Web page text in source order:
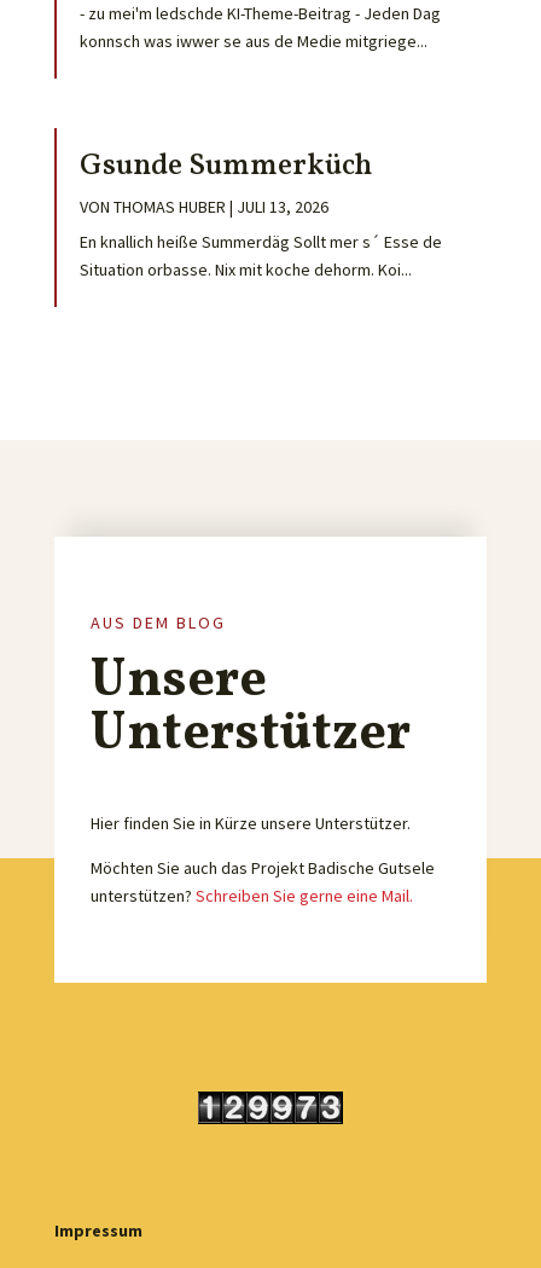
- zu mei'm ledschde KI-Theme-Beitrag - Jeden Dag
konnsch was iwwer se aus de Medie mitgriege...
Gsunde Summerküch
VON THOMAS HUBER | JULI 13, 2026
En knallich heiße Summerdäg Sollt mer s´ Esse de
Situation orbasse. Nix mit koche dehorm. Koi...
AUS DEM BLOG
Unsere
Unterstützer
Hier finden Sie in Kürze unsere Unterstützer.
Möchten Sie auch das Projekt Badische Gutsele
unterstützen? Schreiben Sie gerne eine Mail.
Impressum